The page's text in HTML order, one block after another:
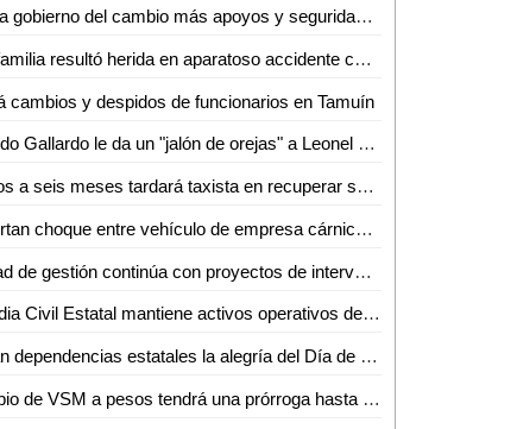
Brinda gobierno del cambio más apoyos y seguridad a sector cañero de la huasteca
Una familia resultó herida en aparatoso accidente cerca de Miravalles
cambios y despidos de funcionarios en Tamuín
Ricardo Gallardo le da un "jalón de orejas" a Leonel Serrato por comentarios hacía la ex magistrada del STJE
De dos a seis meses tardará taxista en recuperar su unidad asegurada
Reportan choque entre vehículo de empresa cárnica y una moto
Unidad de gestión continúa con proyectos de intervenciones en monumentos históricos, artísticos y mobiliario urbano de la zona
Guardia Civil Estatal mantiene activos operativos de disuasión en zonas centro y altiplano
Llevan dependencias estatales la alegría del Día de Reyes a comunidades de Villa de Ramos
Cambio de VSM a pesos tendrá una prórroga hasta el 10 de enero: Mario Rojas